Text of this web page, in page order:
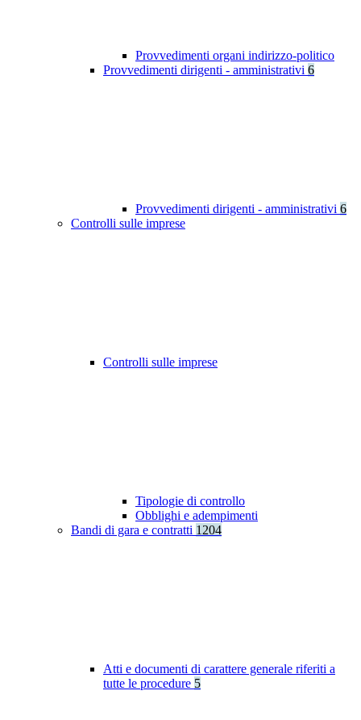
Provvedimenti organi indirizzo-politico
Provvedimenti dirigenti - amministrativi 6
Provvedimenti dirigenti - amministrativi 6
Controlli sulle imprese
Controlli sulle imprese
Tipologie di controllo
Obblighi e adempimenti
Bandi di gara e contratti 1204
Atti e documenti di carattere generale riferiti a
tutte le procedure 5